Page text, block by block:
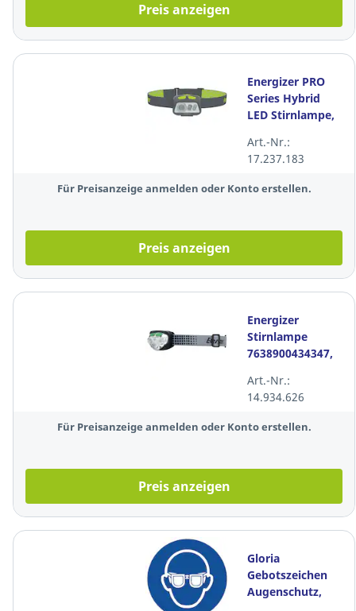
Preis anzeigen
Energizer PRO
Series Hybrid
LED Stirnlampe,
batteriebetrieben,
500 lm
Art.-Nr.:
17.237.183
Für Preisanzeige anmelden oder Konto erstellen.
Preis anzeigen
Energizer
Stirnlampe
7638900434347,
Lumen, LED,
schwarz
Art.-Nr.:
14.934.626
Für Preisanzeige anmelden oder Konto erstellen.
Preis anzeigen
Gloria
Gebotszeichen
Augenschutz,